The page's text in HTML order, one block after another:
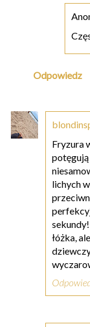
Odpowiedz
Fryzura
lichych
łóżka,